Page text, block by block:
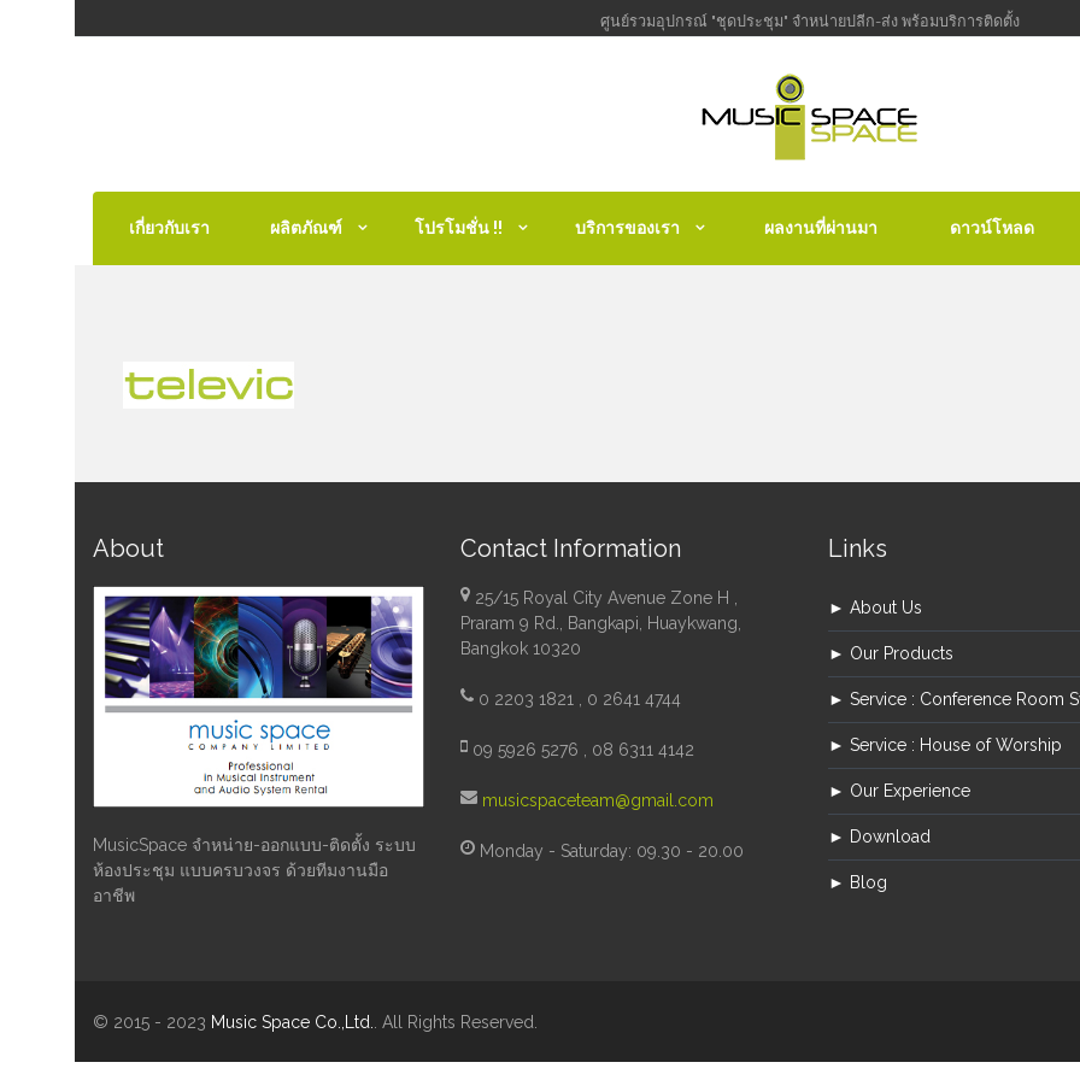
ศูนย์รวมอุปกรณ์ "ชุดประชุม" จำหน่ายปลีก-ส่ง พร้อมบริการติดตั้ง
เกี่ยวกับเรา ผลิตภัณฑ์ โปรโมชั่น !! บริการของเรา ผลงานที่ผ่านมา ดาวน์โหลด
About
MusicSpace จำหน่าย-ออกแบบ-ติดตั้ง ระบบ
ห้องประชุม แบบครบวงจร ด้วยทีมงานมือ
อาชีพ
Contact Information
25/15 Royal City Avenue Zone H ,
Praram 9 Rd., Bangkapi, Huaykwang,
Bangkok 10320
0 2203 1821 , 0 2641 4744
09 5926 5276 , 08 6311 4142
musicspaceteam@gmail.com
Monday - Saturday: 09.30 - 20.00
Links
► About Us
► Our Products
► Service : Conference Room
► Service : House of Worship
► Our Experience
► Download
► Blog
© 2015 - 2023 Music Space Co.,Ltd. . All Rights Reserved.